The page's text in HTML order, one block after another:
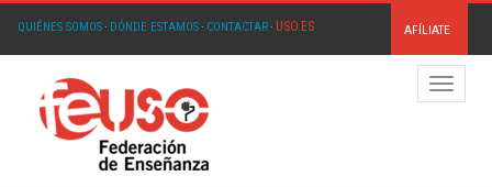
QUIÉNES SOMOS· DÓNDE ESTAMOS· CONTACTAR· USO.ES AFÍLIATE
Menú